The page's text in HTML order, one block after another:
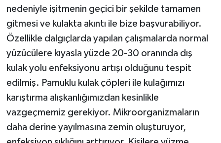
nedeniyle işitmenin geçici bir şekilde tamamen
gitmesi ve kulakta akıntı ile bize başvurabiliyor.
Özellikle dalgıçlarda yapılan çalışmalarda normal
yüzücülere kıyasla yüzde 20-30 oranında dış
kulak yolu enfeksiyonu artışı olduğunu tespit
edilmiş. Pamuklu kulak çöpleri ile kulağımızı
karıştırma alışkanlığımızdan kesinlikle
vazgeçmemiz gerekiyor. Mikroorganizmaların
daha derine yayılmasına zemin oluşturuyor,